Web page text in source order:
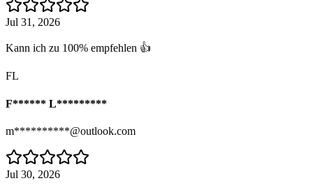
Jul 31, 2026
Kann ich zu 100% empfehlen 👍
FL
F****** L*********
m**********@outlook.com
Jul 30, 2026